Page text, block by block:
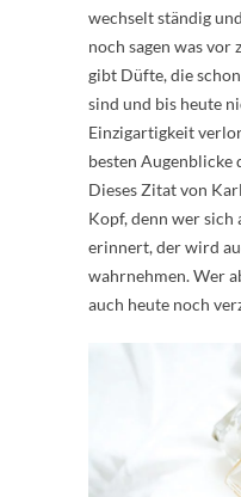
wechselt ständig
noch sagen was vor
gibt Düfte, die
sind und bis heute
Einzigartigkeit
besten Augenblicke
Dieses Zitat von
Kopf, denn wer sich
erinnert, der wird
wahrnehmen. Wer
auch heute noch